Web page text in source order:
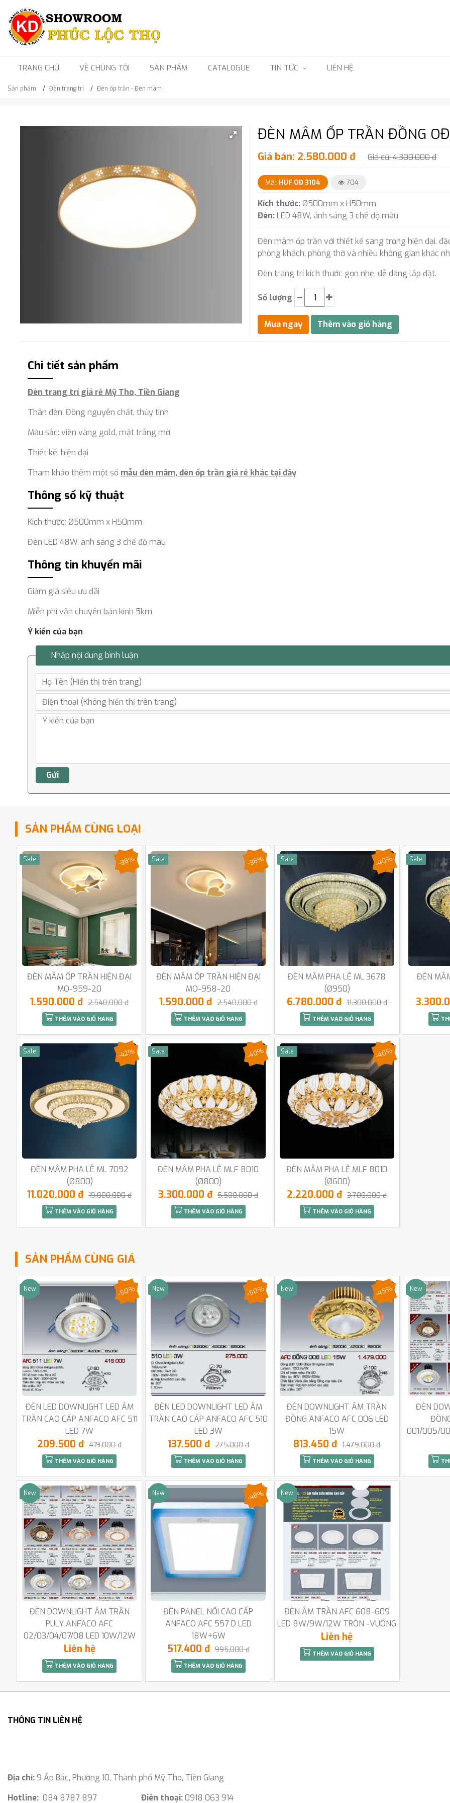
TRANG CHỦ VỀ CHÚNG TÔI SẢN PHẨM CATALOGUE TIN TỨC LIÊN HỆ
Sản phẩm Đèn trang trí Đèn ốp trần - Đèn mâm
ĐÈN MÂM ỐP TRẦN ĐỒNG
Giá bán: 2.580.000 đ Giá cũ: 4.300.000 đ
Mã: HUF OĐ 3104 704
Kích thước: Ø500mm x H50mm
Đèn: LED 48W, ánh sáng 3 chế độ màu
Đèn mâm ốp trần với thiết kế sang trọng hiện đại.
phòng khách, phòng thờ và nhiều không gian khác
Đèn trang trí kích thước gọn nhẹ, dễ dàng lắp đặt.
Số lượng
Chi tiết sản phẩm
Đèn trang trí giá rẻ Mỹ Tho, Tiền Giang
Thân đèn: Đồng nguyên chất, thủy tinh
Màu sắc: viền vàng gold, mặt trắng mờ
Thiết kế: hiện đại
Tham khảo thêm một số mẫu đèn mâm, đèn ốp trần giá rẻ khác tại đây
Thông số kỹ thuật
Kích thước: Ø500mm x H50mm
Đèn LED 48W, ánh sáng 3 chế độ màu
Thông tin khuyến mãi
Giảm giá siêu ưu đãi
Miễn phí vận chuyển bán kính 5km
Ý kiến của bạn
Nhập nội dung bình luận
SẢN PHẨM CÙNG LOẠI
Sale
ĐÈN MÂM ỐP TRẦN HIỆN ĐẠI
MO-959-20
-38%
1.590.000 đ 2.540.000 đ
THÊM VÀO GIỎ HÀNG
Sale
ĐÈN MÂM ỐP TRẦN HIỆN ĐẠI
MO-958-20
-38%
1.590.000 đ 2.540.000 đ
THÊM VÀO GIỎ HÀNG
Sale
ĐÈN MÂM PHA LÊ ML 3678
(Ø950)
-40%
6.780.000 đ 11.300.000 đ
THÊM VÀO GIỎ HÀNG
Sale
ĐÈN
Sale
ĐÈN MÂM PHA LÊ ML 7092
(Ø800)
-42%
11.020.000 đ 19.000.000 đ
THÊM VÀO GIỎ HÀNG
Sale
ĐÈN MÂM PHA LÊ MLF 8010
(Ø800)
-40%
3.300.000 đ 5.500.000 đ
THÊM VÀO GIỎ HÀNG
Sale
ĐÈN MÂM PHA LÊ MLF 8010
(Ø600)
-40%
2.220.000 đ 3.700.000 đ
THÊM VÀO GIỎ HÀNG
SẢN PHẨM CÙNG GIÁ
Sale
New
ĐÈN LED DOWNLIGHT LED ÂM
TRẦN CAO CẤP ANFACO AFC 511
LED 7W
-50%
209.500 đ 419.000 đ
THÊM VÀO GIỎ HÀNG
Sale
New
ĐÈN LED DOWNLIGHT LED ÂM
TRẦN CAO CẤP ANFACO AFC 510
LED 3W
-50%
137.500 đ 275.000 đ
THÊM VÀO GIỎ HÀNG
Sale
New
ĐÈN DOWNLIGHT ÂM TRẦN
ĐỒNG ANFACO AFC 006 LED
15W
-45%
813.450 đ 1.479.000 đ
THÊM VÀO GIỎ HÀNG
Sale
New
ĐÈN
001/005/
Sale
New
ĐÈN DOWNLIGHT ÂM TRẦN
PULY ANFACO AFC
02/03/04/07/08 LED 10W/12W
Liên hệ
THÊM VÀO GIỎ HÀNG
Sale
New
ĐÈN PANEL NỔI CAO CẤP
ANFACO AFC 557 D LED
18W+6W
-48%
517.400 đ 995.000 đ
THÊM VÀO GIỎ HÀNG
Sale
New
ĐÈN ÂM TRẦN AFC 608-609
LED 8W/9W/12W TRÒN -VUÔNG
Liên hệ
THÊM VÀO GIỎ HÀNG
THÔNG TIN LIÊN HỆ
Địa chỉ:9 Ấp Bắc, Phường 10, Thành phố Mỹ Tho, Tiền Giang
Hotline: 084 8787 897 Điên thoại:0918 063 914